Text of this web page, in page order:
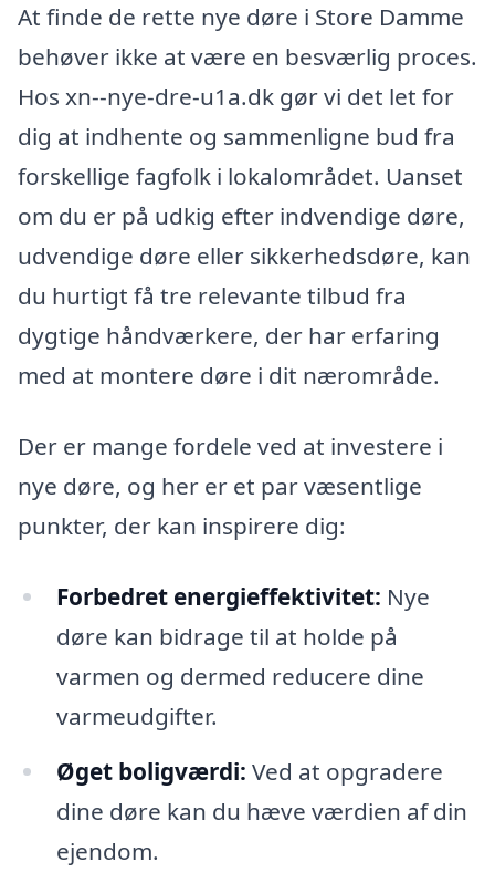
At finde de rette nye døre i Store Damme
behøver ikke at være en besværlig proces.
Hos xn--nye-dre-u1a.dk gør vi det let for
dig at indhente og sammenligne bud fra
forskellige fagfolk i lokalområdet. Uanset
om du er på udkig efter indvendige døre,
udvendige døre eller sikkerhedsdøre, kan
du hurtigt få tre relevante tilbud fra
dygtige håndværkere, der har erfaring
med at montere døre i dit nærområde.
Der er mange fordele ved at investere i
nye døre, og her er et par væsentlige
punkter, der kan inspirere dig:
Forbedret energieffektivitet: Nye
døre kan bidrage til at holde på
varmen og dermed reducere dine
varmeudgifter.
Øget boligværdi: Ved at opgradere
dine døre kan du hæve værdien af din
ejendom.